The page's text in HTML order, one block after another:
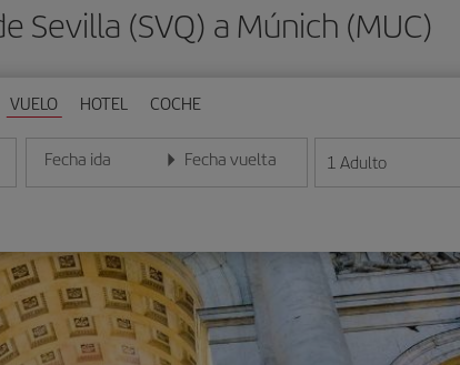
Sevilla (SVQ) a Múnich (MUC)
VUELO HOTEL COCHE
Fecha ida
Introduce la fecha en formato día/mes/año
Fecha vuelta
Introduce la fecha en formato día/mes/año
1 Adulto